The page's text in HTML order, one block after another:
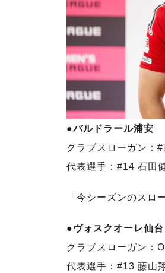
●バルドラール浦安
クラブスローガン：#
代表選手：#14 石田
「今シーズンのスロ
●ヴォスクオーレ仙台
クラブスローガン：
代表選手：#13 藤山